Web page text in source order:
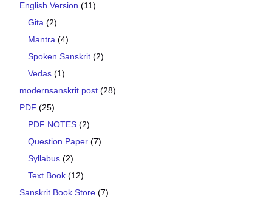
English Version (11)
Gita (2)
Mantra (4)
Spoken Sanskrit (2)
Vedas (1)
modernsanskrit post (28)
PDF (25)
PDF NOTES (2)
Question Paper (7)
Syllabus (2)
Text Book (12)
Sanskrit Book Store (7)